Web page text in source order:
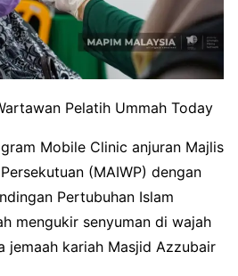
Pelatih Ummah Today
Mobile Clinic anjuran Majlis
(MAIWP) dengan
Pertubuhan Islam
mengukir senyuman di wajah
jemaah kariah Masjid Azzubair